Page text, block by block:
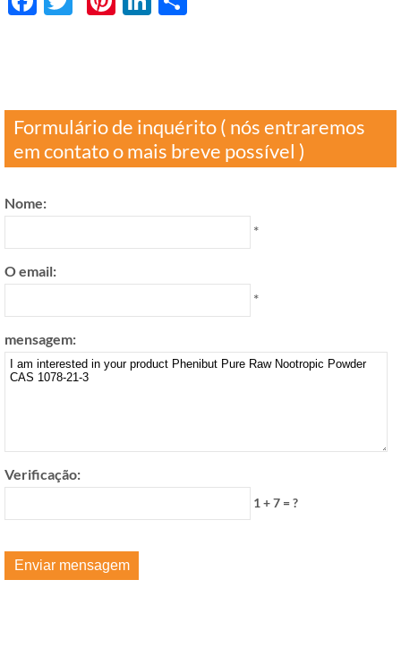
Formulário de inquérito ( nós entraremos
em contato o mais breve possível )
Nome:
*
O email:
*
mensagem:
Verificação:
1 + 7 = ?